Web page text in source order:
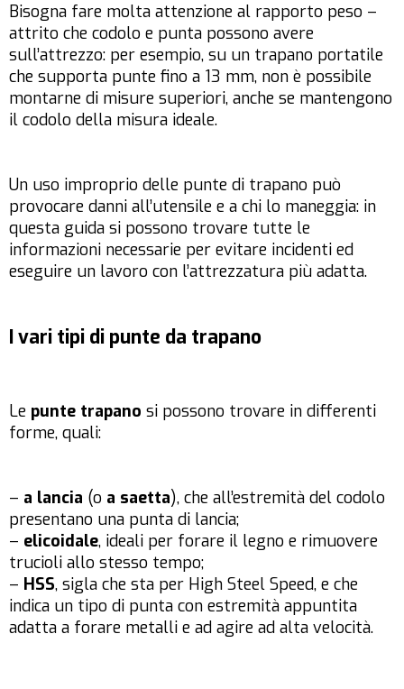
Bisogna fare molta attenzione al rapporto peso –
attrito che codolo e punta possono avere
sull’attrezzo: per esempio, su un trapano portatile
che supporta punte fino a 13 mm, non è possibile
montarne di misure superiori, anche se mantengono
il codolo della misura ideale.
Un uso improprio delle punte di trapano può
provocare danni all’utensile e a chi lo maneggia: in
questa guida si possono trovare tutte le
informazioni necessarie per evitare incidenti ed
eseguire un lavoro con l’attrezzatura più adatta.
I vari tipi di punte da trapano
Le punte trapano si possono trovare in differenti
forme, quali:
– a lancia (o a saetta), che all’estremità del codolo
presentano una punta di lancia;
– elicoidale, ideali per forare il legno e rimuovere
trucioli allo stesso tempo;
– HSS, sigla che sta per High Steel Speed, e che
indica un tipo di punta con estremità appuntita
adatta a forare metalli e ad agire ad alta velocità.